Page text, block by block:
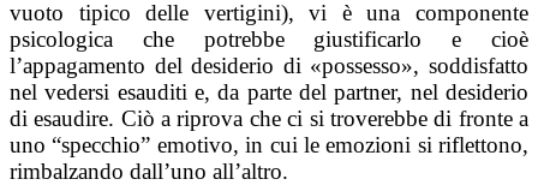
vuoto tipico delle vertigini), vi è una componente
psicologica che potrebbe giustificarlo e cioè
l’appagamento del desiderio di «possesso», soddisfatto
nel vedersi esauditi e, da parte del partner, nel desiderio
di esaudire. Ciò a riprova che ci si troverebbe di fronte a
uno “specchio” emotivo, in cui le emozioni si riflettono,
rimbalzando dall’uno all’altro.